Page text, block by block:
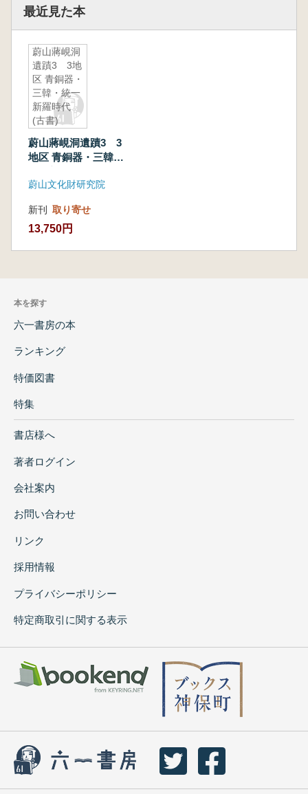
最近見た本
蔚山蔣峴洞
遺蹟3 3地
区 青銅器・
三韓・統一
新羅時代
(古書)
蔚山蔣峴洞遺蹟3 3
地区 青銅器・三韓・
書)
蔚山文化財研究院
新刊 取り寄せ
13,750円
本を探す
六一書房の本
ランキング
特価図書
特集
書店様へ
著者ログイン
会社案内
お問い合わせ
リンク
採用情報
プライバシーポリシー
特定商取引に関する表示